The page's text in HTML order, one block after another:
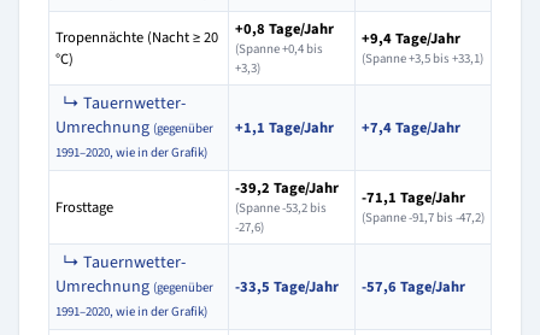
Tropennächte (Nacht ≥ 20
°C)
+0,8 Tage/Jahr
(Spanne +0,4 bis
+3,3)
+9,4 Tage/Jahr
(Spanne +3,5 bis +33,1)
↳ Tauernwetter-
Umrechnung (gegenüber
1991–2020, wie in der Grafik)
+1,1 Tage/Jahr +7,4 Tage/Jahr
Frosttage
-39,2 Tage/Jahr
(Spanne -53,2 bis
-27,6)
-71,1 Tage/Jahr
(Spanne -91,7 bis -47,2)
↳ Tauernwetter-
Umrechnung (gegenüber
1991–2020, wie in der Grafik)
-33,5 Tage/Jahr -57,6 Tage/Jahr